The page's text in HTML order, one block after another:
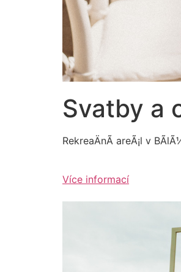
Svatby a
RekreaÄnÃ­ areÃ¡l v
Více informací